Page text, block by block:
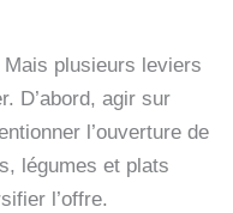
Mais plusieurs leviers
D’abord, agir sur
l’ouverture de
légumes et plats
l’offre.